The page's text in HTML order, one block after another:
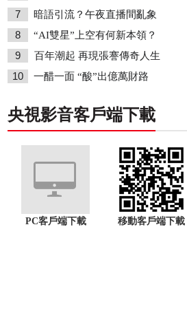
7 暗語引流？午夜直播間亂象
8 “AI雙星”上空有何新本領？
9 百年潮起 再現張謇傳奇人生
10 一醋一面 “酸”出億萬財路
央視影音客戶端下載
PC客戶端下載 移動客戶端下載